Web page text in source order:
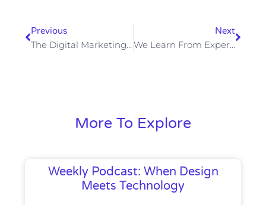
Previous
The Digital Marketing Revolution Is Here
Next
We Learn From Experience And Past Mistakes
More To Explore
Weekly Podcast: When Design
Meets Technology